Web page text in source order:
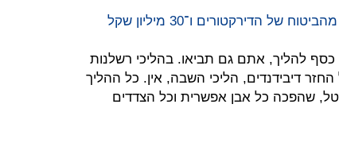
איך נוצרה החלוקה של 145 מיליון שקל מהביטוח של הדירקטורים ו־30 מיליון שקל
להליך, אתם גם תביאו. בהליכי רשלנות
דיבידנדים, הליכי השבה, אין. כל ההליך
שהפכה כל אבן אפשרית וכל הצדדים